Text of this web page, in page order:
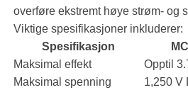
overføre ekstremt høye strøm- og
Viktige spesifikasjoner inkluderer:
Spesifikasjon
Maksimal effekt
Opptil
Maksimal spenning
1,250 V